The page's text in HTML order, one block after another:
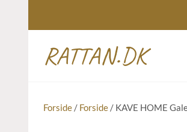
RATTAN.DK
Forside / Forside / KAVE HOME